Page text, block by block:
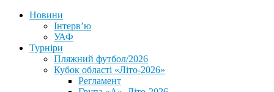
Новини
Інтерв’ю
УАФ
Турніри
Пляжний футбол/2026
Кубок області «Літо-2026»
Регламент